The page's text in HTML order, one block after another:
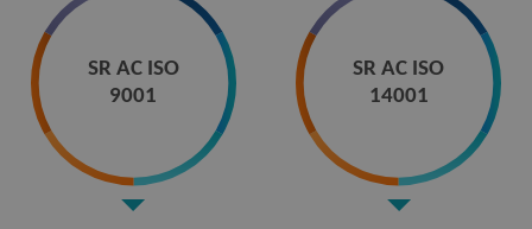
SR AC ISO
9001
SR AC ISO
14001